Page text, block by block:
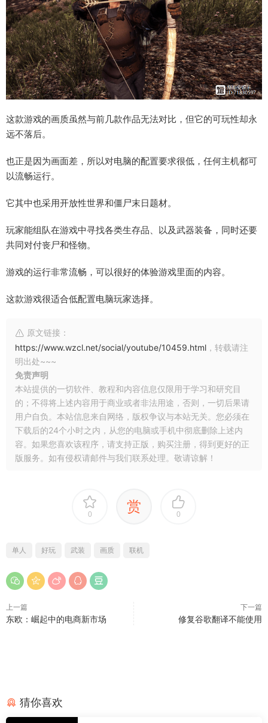
这款游戏的画质虽然与前几款作品无法对比，但它的可玩性却永
远不落后。
也正是因为画面差，所以对电脑的配置要求很低，任何主机都可
以流畅运行。
它其中也采用开放性世界和僵尸末日题材。
玩家能组队在游戏中寻找各类生存品、以及武器装备，同时还要
共同对付丧尸和怪物。
游戏的运行非常流畅，可以很好的体验游戏里面的内容。
这款游戏很适合低配置电脑玩家选择。
原文链接：
https://www.wzcl.net/social/youtube/10459.html ，转载请注
明出处~~~
免责声明
本站提供的一切软件、教程和内容信息仅限用于学习和研究目
的；不得将上述内容用于商业或者非法用途，否则，一切后果请
用户自负。本站信息来自网络，版权争议与本站无关。您必须在
下载后的24个小时之内，从您的电脑或手机中彻底删除上述内
容。如果您喜欢该程序，请支持正版，购买注册，得到更好的正
版服务。如有侵权请邮件与我们联系处理。敬请谅解！
0 赏 0
单人 好玩 武装 画质 联机
上一篇
东欧：崛起中的电商新市场
下一篇
修复谷歌翻译不能使用
猜你喜欢